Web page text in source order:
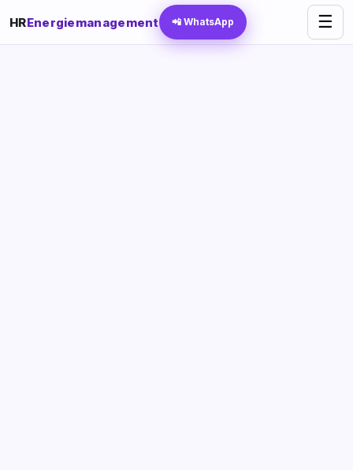
HREnergiemanagement 📲 WhatsApp ☰